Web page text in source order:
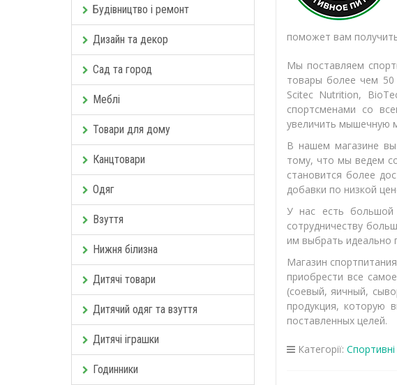
Будівництво і ремонт
Дизайн та декор
Сад та город
Меблі
Товари для дому
Канцтовари
Одяг
Взуття
Нижня білизна
Дитячі товари
Дитячий одяг та взуття
Дитячі іграшки
Годинники
поможет вам
Мы поставляем
товары более чем 50
Scitec Nutrition,
спортсменами со
увеличить мышечную
В нашем магазине вы
тому, что мы ведем
становится более
добавки по низкой
У нас есть большой
сотрудничеству
им выбрать идеально
Магазин
приобрести все
(соевый, яичный,
продукция, которую
поставленных целей.
Категорії: